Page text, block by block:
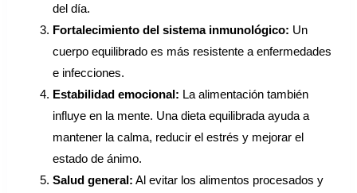
del día.
Fortalecimiento del sistema inmunológico: Un
cuerpo equilibrado es más resistente a enfermedades
e infecciones.
Estabilidad emocional: La alimentación también
influye en la mente. Una dieta equilibrada ayuda a
mantener la calma, reducir el estrés y mejorar el
estado de ánimo.
Salud general: Al evitar los alimentos procesados ​​y